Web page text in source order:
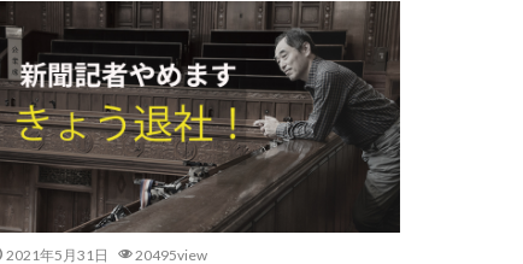
2021年5月31日 20495view